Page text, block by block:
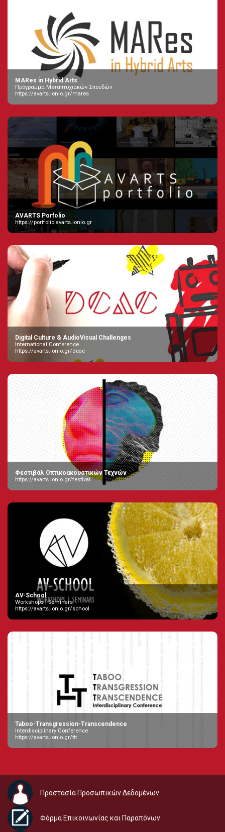
MARes in Hybrid Arts
Πρόγραμμα Μεταπτυχιακών Σπουδών
https://avarts.ionio.gr/mares
AVARTS Porfolio
https://portfolio.avarts.ionio.gr
Digital Culture & AudioVisual Challenges
International Conference
https://avarts.ionio.gr/dcac
Φεστιβάλ Οπτικοακουστικών Τεχνών
https://avarts.ionio.gr/festival
AV-School
Workshops | Seminars
https://avarts.ionio.gr/school
Taboo-Transgression-Transcendence
Interdisciplinary Conference
https://avarts.ionio.gr/ttt
Προστασία Προσωπικών Δεδομένων
Φόρμα Επικοινωνίας και Παραπόνων